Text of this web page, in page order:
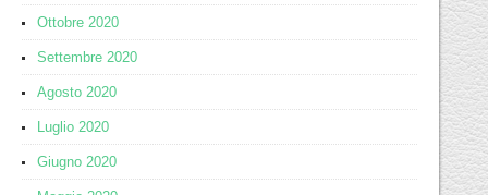
Ottobre 2020
Settembre 2020
Agosto 2020
Luglio 2020
Giugno 2020